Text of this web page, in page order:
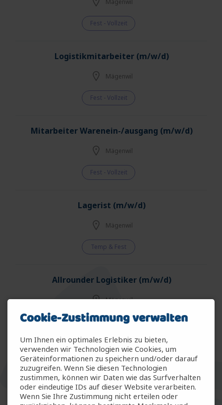
Mägenwil
Fest - Vollzeit
Logistikmitarbeiter (m/w/d)
Mägenwil
Fest - Vollzeit
Mitarbeiter Warenein-/ausgang (m/w/d)
Mägenwil
Fest - Vollzeit
Lagerist (m/w/d)
Mägenwil
Temp & Fest
Allrounder Logistiker (m/w/d)
Mägenwil
Temp & Fest
Allrounder Gartenbau (m/w/d)
Arbon
Temp & Fest
Cookie-Zustimmung verwalten
Um Ihnen ein optimales Erlebnis zu bieten,
verwenden wir Technologien wie Cookies, um
Geräteinformationen zu speichern und/oder darauf
zuzugreifen. Wenn Sie diesen Technologien
zustimmen, können wir Daten wie das Surfverhalten
oder eindeutige IDs auf dieser Website verarbeiten.
Wenn Sie Ihre Zustimmung nicht erteilen oder